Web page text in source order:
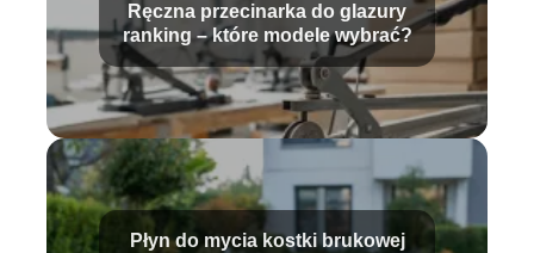
Ręczna przecinarka do glazury
ranking – które modele wybrać?
Płyn do mycia kostki brukowej